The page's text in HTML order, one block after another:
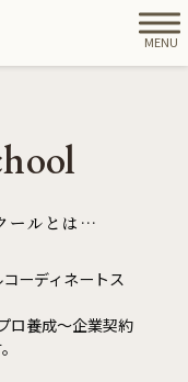
MENU
ールとは…
ーディネートス
ロ養成～企業契約